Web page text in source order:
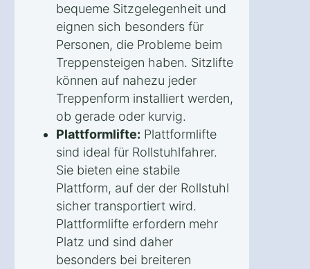
bequeme Sitzgelegenheit und
eignen sich besonders für
Personen, die Probleme beim
Treppensteigen haben. Sitzlifte
können auf nahezu jeder
Treppenform installiert werden,
ob gerade oder kurvig.
Plattformlifte: Plattformlifte
sind ideal für Rollstuhlfahrer.
Sie bieten eine stabile
Plattform, auf der der Rollstuhl
sicher transportiert wird.
Plattformlifte erfordern mehr
Platz und sind daher
besonders bei breiteren